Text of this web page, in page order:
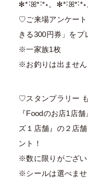
✻*˸ꕤ*˸*⋆。✻*˸ꕤ*˸*⋆
♡ご来場アンケー
きる300円券」を
※一家族1枚
※お釣りは出ません
♡スタンプラリー
『Foodのお店1店
ズ１店舗』の２店
ント！
※数に限りがござい
※シールは選べま